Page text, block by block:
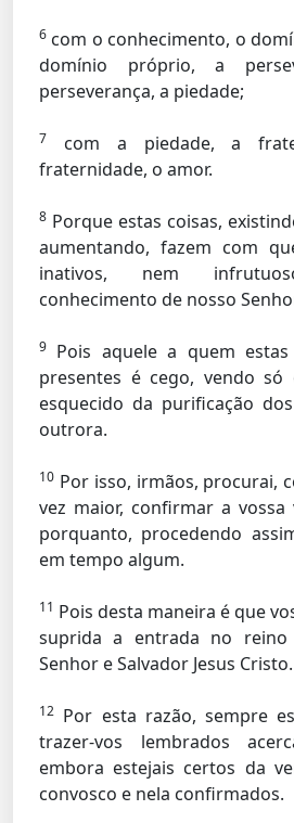
6 com o conhecimento, o
domínio próprio, a
perseverança, a piedade;
7
com a piedade, a
fraternidade, o amor.
8 Porque estas coisas,
aumentando, fazem com
inativos, nem
conhecimento de nosso
9 Pois aquele a quem
presentes é cego, vendo
esquecido da purificação
outrora.
10 Por isso, irmãos, procurai,
vez maior, confirmar a vossa
porquanto, procedendo
em tempo algum.
11 Pois desta maneira é que
suprida a entrada no
Senhor e Salvador Jesus Cristo.
12 Por esta razão, sempre
trazer-vos lembrados
embora estejais certos da
convosco e nela confirmados.